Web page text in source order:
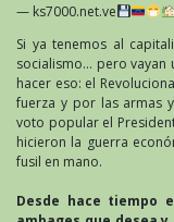
— ks7000.net.ve
Si ya tenemos al
socialismo… pero vayan
hacer eso: el
fuerza y por las armas
voto popular el
hicieron la guerra
fusil en mano.
Desde hace tiempo